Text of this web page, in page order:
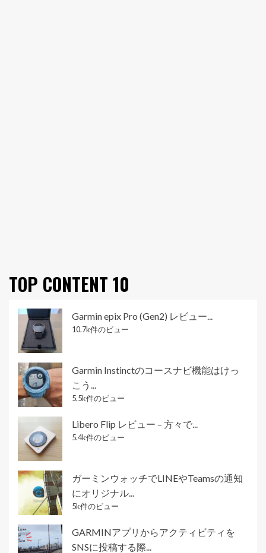
TOP CONTENT 10
Garmin epix Pro (Gen2) レビュー...
10.7k件のビュー
Garmin Instinctのコースナビ機能はけっ
こう...
5.5k件のビュー
Libero Flip レビュー – 方々で...
5.4k件のビュー
ガーミンウォッチでLINEやTeamsの通知
にオリジナル...
5k件のビュー
GARMINアプリからアクティビティを
SNSに投稿する際...